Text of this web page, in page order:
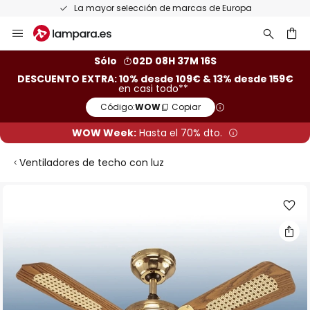
La mayor selección de marcas de Europa
al
Sólo
02D 08H 37M 15S
DESCUENTO EXTRA: 10% desde 109€ & 13% desde 159€
en casi todo**
Código:WOW Copiar
WOW Week: Hasta el 70% dto.
Ventiladores de techo con luz
galería